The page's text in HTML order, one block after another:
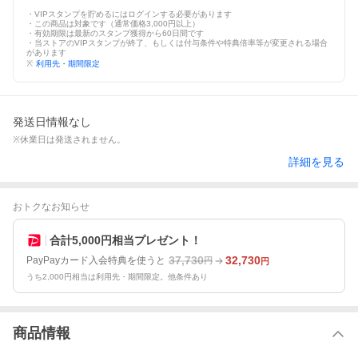
・VIPスタンプを貯めるにはログインする必要があります
・この商品は対象です（通常価格3,000円以上）
・有効期限は最新のスタンプ獲得から60日間です
・当ストアのVIPスタンプが終了、もしくは付与条件や特典倍率等が変更される場合
があります
※ 利用先・期間限定
発送日情報なし
※休業日は発送されません。
詳細を見る
おトクなお知らせ
合計5,000円相当プレゼント！
PayPayカード入会特典を使うと 37,730円 32,730円
うち2,000円相当は利用先・期間限定。他条件あり
商品情報